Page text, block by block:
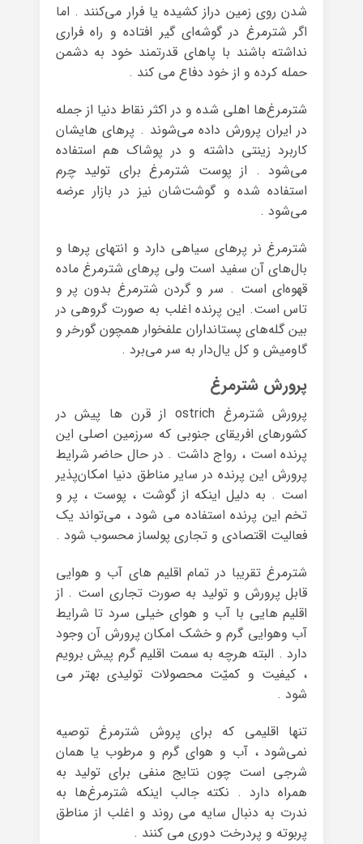
شدن روی زمین دراز کشیده یا فرار می‌کنند . اما
اگر شترمرغ در گوشه‌ای گیر افتاده و راه فراری
نداشته باشند با پاهای قدرتمند خود به دشمن
حمله کرده و از خود دفاع می کند .
شترمرغ‌ها اهلی شده و در اکثر نقاط دنیا از جمله
در ایران پرورش داده می‌شوند . پرهای هایشان
کاربرد زینتی داشته و در پوشاک هم استفاده
می‌شود . از پوست شترمرغ برای تولید چرم
استفاده شده و گوشت‌شان نیز در بازار عرضه
می‌شود .
شترمرغ نر پرهای سیاهی دارد و انتهای پرها و
بال‌های آن سفید است ولی پرهای شترمرغ ماده
قهوه‌ای است . سر و گردن شترمرغ بدون پر و
تاس است. این پرنده اغلب به صورت گروهی در
بین گله‌های پستانداران علفخوار همچون گورخر و
گاومیش و کل یال‌دار به سر می‌برد .
پرورش شترمرغ
پرورش شترمرغ ostrich از قرن ها پیش در
کشورهای افریقای جنوبی که سرزمین اصلی این
پرنده است ، رواج داشت . در حال حاضر شرایط
پرورش این پرنده در سایر مناطق دنیا امکان‌پذیر
است . به دلیل اینکه از گوشت ، پوست ، پر و
تخم این پرنده استفاده می شود ، می‌تواند یک
فعالیت اقتصادی و تجاری پولساز محسوب شود .
شترمرغ تقریبا در تمام اقلیم های آب و هوایی
قابل پرورش و تولید به صورت تجاری است . از
اقلیم هایی با آب و هوای خیلی سرد تا شرایط
آب وهوایی گرم و خشک امکان پرورش آن وجود
دارد . البته هرچه به سمت اقلیم گرم پیش برویم
، کیفیت و کمیّت محصولات تولیدی بهتر می
شود .
تنها اقلیمی که برای پروش شترمرغ توصیه
نمی‌شود ، آب و هوای گرم و مرطوب یا همان
شرجی است چون نتایج منفی برای تولید به
همراه دارد . نکته جالب اینکه شترمرغ‌ها به
ندرت به دنبال سایه می روند و اغلب از مناطق
پربوته و پردرخت دوری می کنند .